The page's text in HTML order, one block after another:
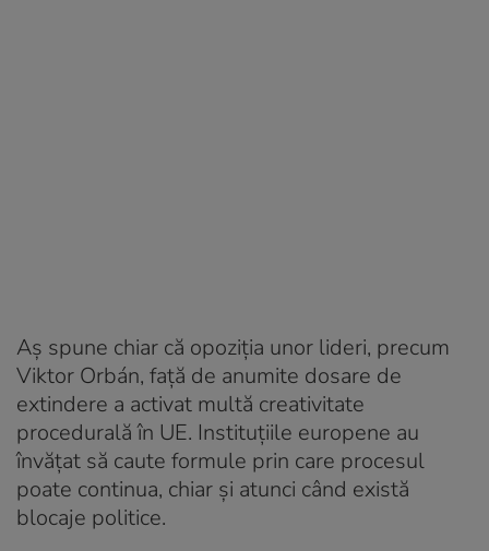
Aș spune chiar că opoziția unor lideri, precum
Viktor Orbán, față de anumite dosare de
extindere a activat multă creativitate
procedurală în UE. Instituțiile europene au
învățat să caute formule prin care procesul
poate continua, chiar și atunci când există
blocaje politice.